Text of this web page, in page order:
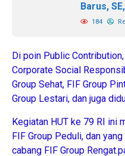
Barus,
184
Di poin Public
Corporate Social
Group Sehat, FIF Group
Group Lestari, dan juga
Kegiatan HUT ke 79 RI ini
FIF Group Peduli, dan
cabang FIF Group